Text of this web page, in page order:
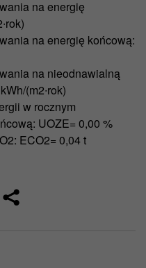
na energię
na energię końcową:
na nieodnawialną
(m2∙rok)
w rocznym
UOZE= 0,00 %
ECO2= 0,04 t